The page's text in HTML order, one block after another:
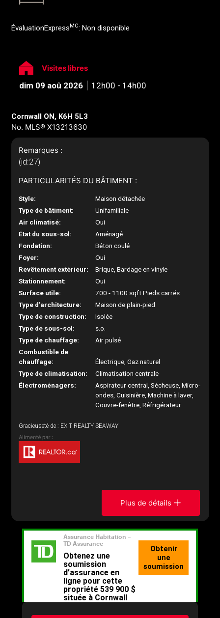
ÉvaluationExpress MC: Non disponible
Visites libres
dim 09 aoû 2026 12h00 - 14h00
Cornwall ON, K6H 5L3
No. MLS® X13213630
Remarques :
(id:27)
PARTICULARITÉS DU BÂTIMENT :
Style:
Maison détachée
Type de bâtiment:
Unifamiliale
Air climatisé:
Oui
État du sous-sol:
Aménagé
Fondation:
Béton coulé
Foyer:
Oui
Revêtement extérieur:
Brique, Bardage en vinyle
Stationnement:
Oui
Surface utile:
700 - 1100 sqft Pieds carrés
Type d'architecture:
Maison de plain-pied
Type de construction:
Isolée
Type de sous-sol:
s.o.
Type de chauffage:
Air pulsé
Combustible de
chauffage:
Électrique, Gaz naturel
Type de climatisation:
Climatisation centrale
Électroménagers:
Aspirateur central, Sécheuse, Micro-
ondes, Cuisinière, Machine à laver,
Couvre-fenêtre, Réfrigérateur
Gracieuseté de : EXIT REALTY SEAWAY
Plus de détails